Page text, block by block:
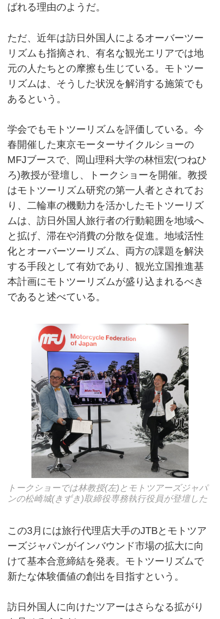
ばれる理由のようだ。
ただ、近年は訪日外国人によるオーバーツー
リズムも指摘され、有名な観光エリアでは地
元の人たちとの摩擦も生じている。モトツー
リズムは、そうした状況を解消する施策でも
あるという。
学会でもモトツーリズムを評価している。今
春開催した東京モーターサイクルショーの
MFJブースで、岡山理科大学の林恒宏(つねひ
ろ)教授が登壇し、トークショーを開催。教授
はモトツーリズム研究の第一人者とされてお
り、二輪車の機動力を活かしたモトツーリズ
ムは、訪日外国人旅行者の行動範囲を地域へ
と拡げ、滞在や消費の分散を促進。地域活性
化とオーバーツーリズム、両方の課題を解決
する手段として有効であり、観光立国推進基
本計画にモトツーリズムが盛り込まれるべき
であると述べている。
トークショーでは林教授(左)とモトツアーズジャパ
ンの松崎城(きずき)取締役専務執行役員が登壇した
この3月には旅行代理店大手のJTBとモトツア
ーズジャパンがインバウンド市場の拡大に向
けて基本合意締結を発表。モトツーリズムで
新たな体験価値の創出を目指すという。
訪日外国人に向けたツアーはさらなる拡がり